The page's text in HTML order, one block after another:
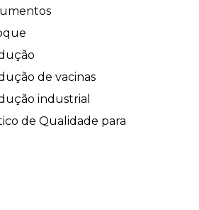
de vacinas
industrial
de Qualidade para